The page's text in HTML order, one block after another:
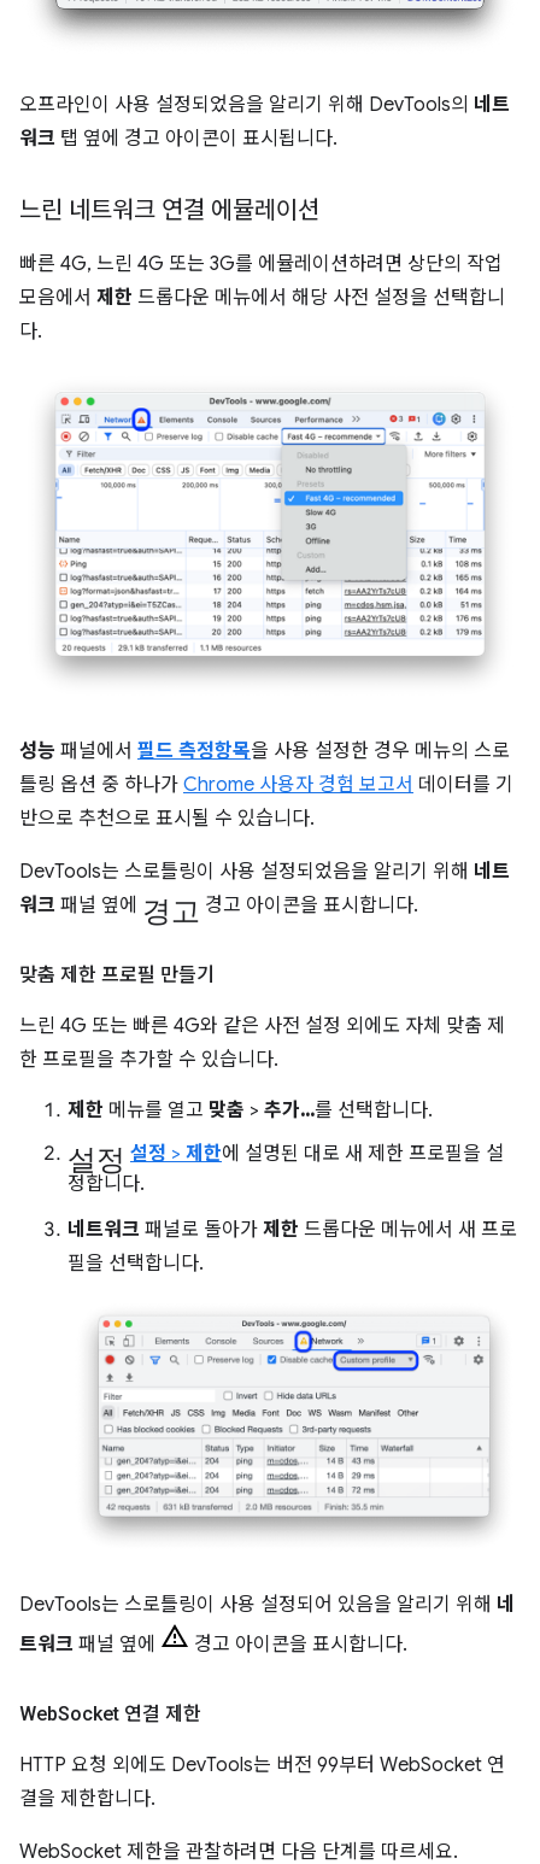
오프라인이 사용 설정되었음을 알리기 위해 DevTools의 네트
워크 탭 옆에 경고 아이콘이 표시됩니다.
느린 네트워크 연결 에뮬레이션
빠른 4G, 느린 4G 또는 3G를 에뮬레이션하려면 상단의 작업
모음에서 제한 드롭다운 메뉴에서 해당 사전 설정을 선택합니
다.
성능 패널에서 필드 측정항목을 사용 설정한 경우 메뉴의 스로
틀링 옵션 중 하나가 Chrome 사용자 경험 보고서 데이터를 기
반으로 추천으로 표시될 수 있습니다.
DevTools는 스로틀링이 사용 설정되었음을 알리기 위해 네트
워크 패널 옆에 경고 경고 아이콘을 표시합니다.
맞춤 제한 프로필 만들기
느린 4G 또는 빠른 4G와 같은 사전 설정 외에도 자체 맞춤 제
한 프로필을 추가할 수 있습니다.
제한 메뉴를 열고 맞춤 > 추가...를 선택합니다.
설정 설정 > 제한에 설명된 대로 새 제한 프로필을 설
정합니다.
네트워크 패널로 돌아가 제한 드롭다운 메뉴에서 새 프로
필을 선택합니다.
DevTools는 스로틀링이 사용 설정되어 있음을 알리기 위해 네
트워크 패널 옆에 경고 아이콘을 표시합니다.
WebSocket 연결 제한
HTTP 요청 외에도 DevTools는 버전 99부터 WebSocket 연
결을 제한합니다.
WebSocket 제한을 관찰하려면 다음 단계를 따르세요.